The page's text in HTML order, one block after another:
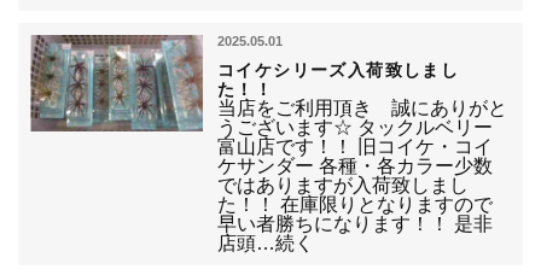
2025.05.01
コイケシリーズ入荷致しまし
た！！
当店をご利用頂き 誠にありがと
うございます☆ タックルベリー
富山店です！！ 旧コイケ・コイ
ケサンダー 各種・各カラー少数
ではありますが入荷致しまし
た！！ 在庫限りとなりますので
早い者勝ちになります！！ 是非
店頭…続く